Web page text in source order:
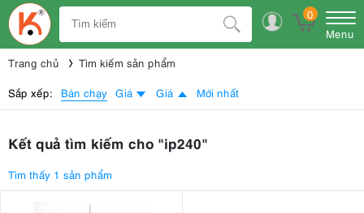
0
Menu
Trang chủ Tìm kiếm sản phẩm
Sắp xếp: Bán chạy Giá Giá Mới nhất
Kết quả tìm kiếm cho "ip240"
Tìm thấy 1 sản phẩm